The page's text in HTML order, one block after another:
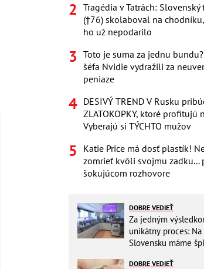
Tragédia v Tatrách: Slovenský
(†76) skolaboval na
ho už nepodarilo
Toto je suma za jednu
šéfa Nvidie vydražili za
peniaze
DESIVÝ TREND V Rusku
ZLATOKOPKY, ktoré profitujú
Vyberajú si TÝCHTO mužov
Katie Price má dosť plastík!
zomrieť kvôli svojmu zadku...
šokujúcom rozhovore
DOBRE VEDIEŤ
Za jedným
unikátny proces: Na
Slovensku máme
DOBRE VEDIEŤ